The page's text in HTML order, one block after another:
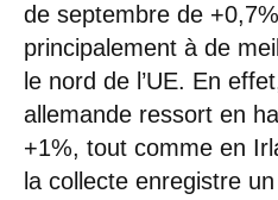
de septembre de
principalement à de
le nord de l’UE. En
allemande ressort en
+1%, tout comme en
la collecte enregistre